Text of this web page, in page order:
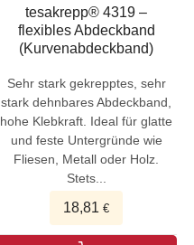
tesakrepp® 4319 –
flexibles Abdeckband
(Kurvenabdeckband)
Sehr stark gekrepptes, sehr
stark dehnbares Abdeckband,
hohe Klebkraft. Ideal für glatte
und feste Untergründe wie
Fliesen, Metall oder Holz.
Stets...
18,81 €